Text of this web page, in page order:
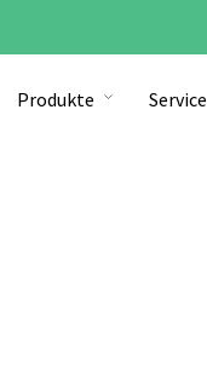
Produkte Service